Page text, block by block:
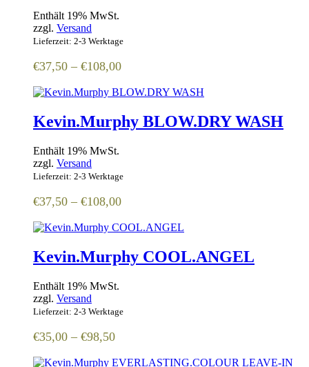
€37,50 – €108,00Preisspanne:
bis
Enthält 19% MwSt.
zzgl. Versand
Lieferzeit: 2-3 Werktage
Kevin.Murphy BLOW.DRY WASH
€37,50 – €108,00Preisspanne:
bis
Enthält 19% MwSt.
zzgl. Versand
Lieferzeit: 2-3 Werktage
Kevin.Murphy COOL.ANGEL
€35,00 – €98,50Preisspanne:
Enthält 19% MwSt.
zzgl. Versand
Lieferzeit: 2-3 Werktage